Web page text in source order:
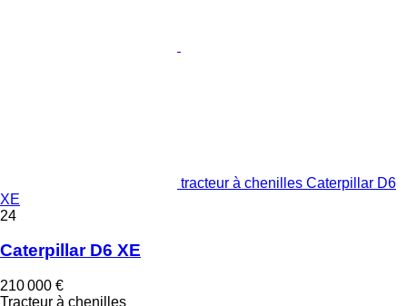
tracteur à chenilles Caterpillar D6
XE
24
Caterpillar D6 XE
210 000 €
Tracteur à chenilles